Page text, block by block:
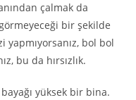
çalmak da
bir şekilde
yapmıyorsanız, bol bol
bu da hırsızlık.
yüksek bir bina.